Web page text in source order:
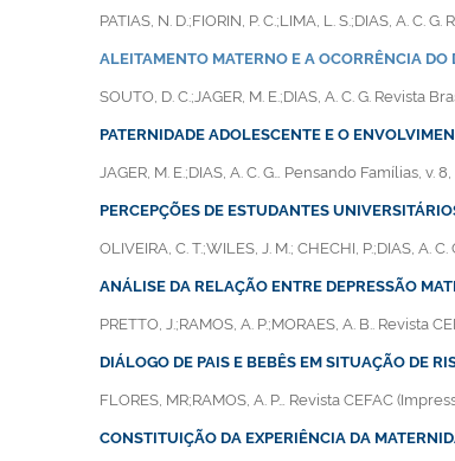
PATIAS, N. D.;FIORIN, P. C.;LIMA, L. S.;DIAS, A. C.
ALEITAMENTO MATERNO E A OCORRÊNCIA
SOUTO, D. C.;JAGER, M. E.;DIAS, A. C. G. Revista
PATERNIDADE ADOLESCENTE E O
JAGER, M. E.;DIAS, A. C. G… Pensando Famílias, v.
PERCEPÇÕES DE ESTUDANTES
OLIVEIRA, C. T.;WILES, J. M.; CHECHI, P.;DIAS,
ANÁLISE DA RELAÇÃO ENTRE DEPRESSÃO
PRETTO, J.;RAMOS, A. P.;MORAES, A. B.. Revista
DIÁLOGO DE PAIS E BEBÊS EM SITUAÇÃO DE
FLORES, MR;RAMOS, A. P… Revista CEFAC
CONSTITUIÇÃO DA EXPERIÊNCIA DA